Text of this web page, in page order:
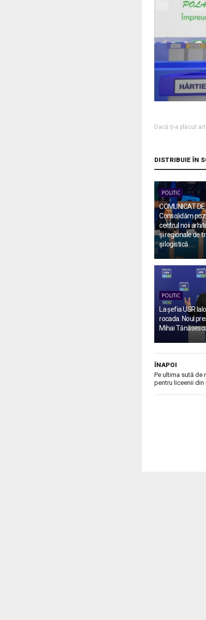
Dacă ți-a plăcut
DISTRIBUIE ÎN
POLITIC
COMUNICAT
Consolidăm
centrul noii
și regionale de
și logistică
POLITIC
La șefia USR
rocada. Noul
Mihai
ÎNAPOI
Pe ultima sută de
pentru liceenii din